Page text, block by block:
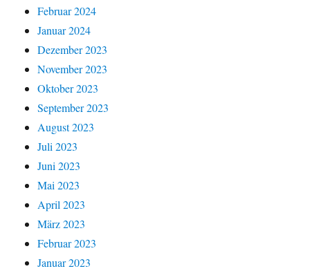
Februar 2024
Januar 2024
Dezember 2023
November 2023
Oktober 2023
September 2023
August 2023
Juli 2023
Juni 2023
Mai 2023
April 2023
März 2023
Februar 2023
Januar 2023